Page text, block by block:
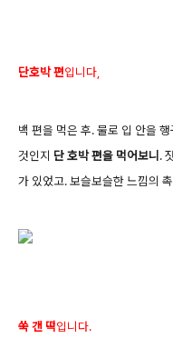
단호박 편입니다,
백 편을 먹은 후. 물로 입 안을
것인지 단 호박 편을 먹어보니 .
가 있었고. 보슬보슬한 느낌의
쑥 갠 떡입니다.